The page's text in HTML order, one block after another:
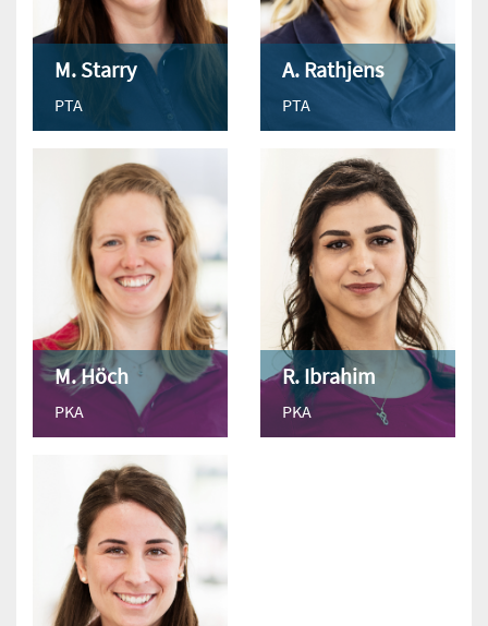
M. Starry
PTA
A. Rathjens
PTA
M. Höch
PKA
R. Ibrahim
PKA